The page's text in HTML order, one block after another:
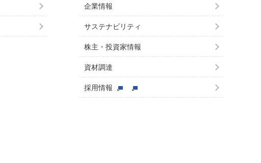
企業情報
サステナビリティ
株主・投資家情報
資材調達
採用情報